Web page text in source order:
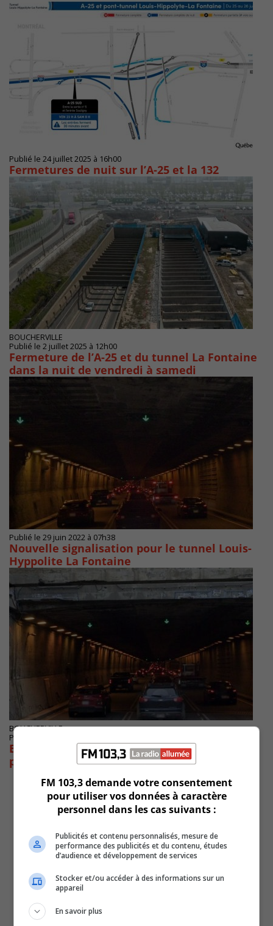
Publié le 24 juillet 2025 à 16h00
Fermetures de nuit sur l’A-25 et la 132
BOUCHERVILLE
Publié le 2 juillet 2025 à 12h00
Fermeture de l’A-25 et du tunnel La Fontaine
dans la nuit de vendredi à samedi
Publié le 29 juin 2022 à 07h38
Nouvelle signalisation pour le tunnel Louis-
Hyppolite La Fontaine
BOUCHERVILLE
Publié le 18 février 2022 à 07h41
Entraves à la circulation dans le secteur du
pont-tunnel ce week-end
FM 103,3 demande votre consentement
pour utiliser vos données à caractère
personnel dans les cas suivants :
Publicités et contenu personnalisés, mesure de
performance des publicités et du contenu, études
d’audience et développement de services
Stocker et/ou accéder à des informations sur un
appareil
En savoir plus